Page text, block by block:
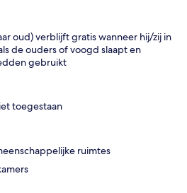
oud) verblijft gratis wanneer hij/zij in
de ouders of voogd slaapt en
gebruikt
toegestaan
ruimtes